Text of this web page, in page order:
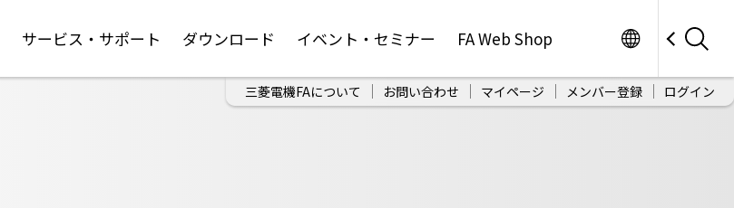
サービス・サポート ダウンロード イベント・セミナー FA Web Shop
三菱電機FAについて お問い合わせ マイページ メンバー登録 ログイン